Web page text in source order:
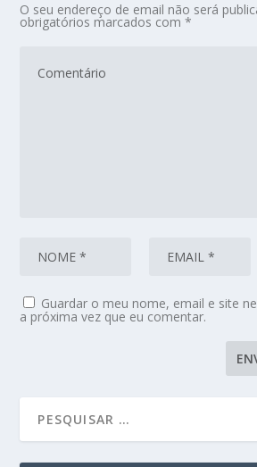
O seu endereço de email não será
obrigatórios marcados com*
Guardar o meu nome, email e site
a próxima vez que eu comentar.